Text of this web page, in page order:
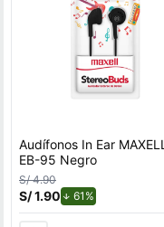
Audífonos In Ear MAXELL
EB-95 Negro
S/ 4.90
S/ 1.90 61%